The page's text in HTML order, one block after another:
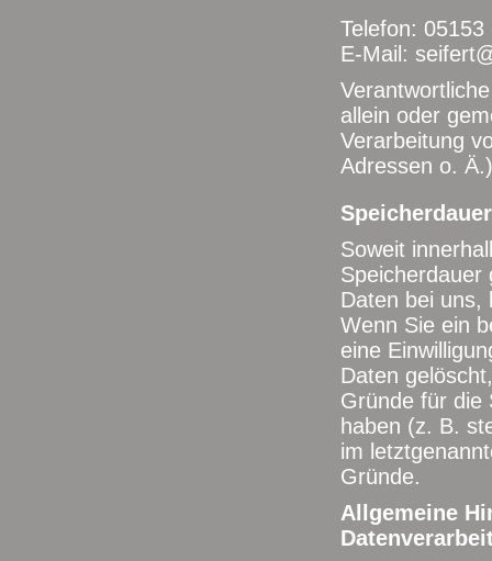
Telefon:
E-Mail:
allein oder
Verarbeitung
Adressen o.
Speicherdauer
Soweit
Speicherdauer
Daten bei uns,
Wenn Sie ein
eine
Daten
Gründe für die
haben (z. B.
im
Gründe.
Allgemeine